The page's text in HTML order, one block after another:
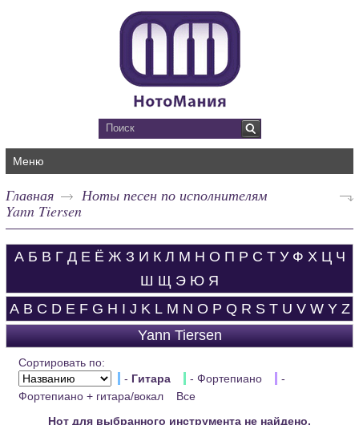
Меню
Главная
Ноты песен по исполнителям
Yann Tiersen
А Б В Г Д Е Ё Ж З И К Л М Н О П Р С Т У Ф Х Ц Ч
Ш Щ Э Ю Я
A B C D E F G H I J K L M N O P Q R S T U V W Y Z
Yann Tiersen
Сортировать по:
- Гитара - Фортепиано
-
Фортепиано + гитара/вокал
Все
Нот для выбранного инструмента не найдено.